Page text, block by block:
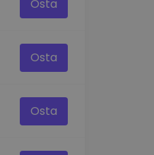
Osta
Osta
Osta